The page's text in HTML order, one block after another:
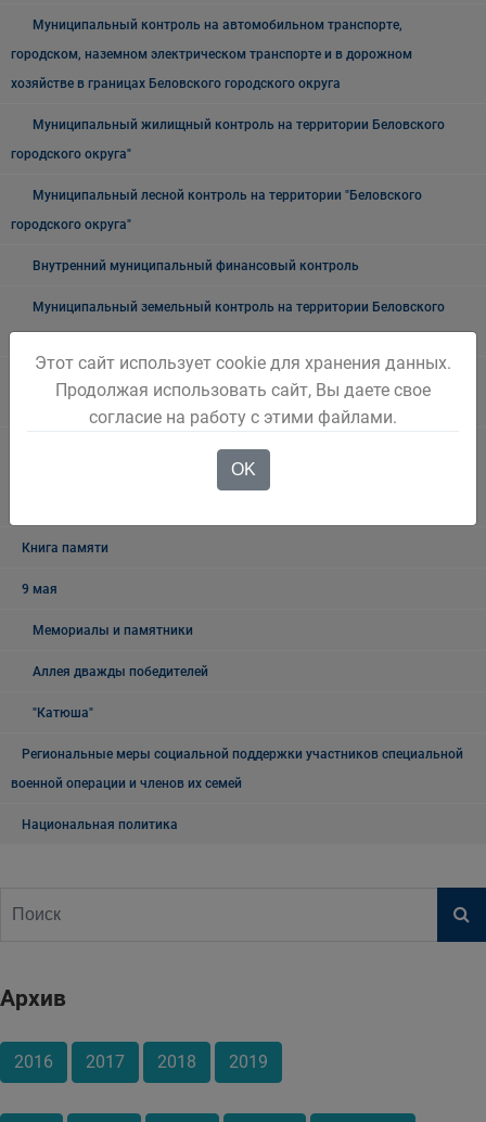
Муниципальный контроль на автомобильном транспорте,
городском, наземном электрическом транспорте и в дорожном
хозяйстве в границах Беловского городского округа
Муниципальный жилищный контроль на территории Беловского
городского округа"
Муниципальный лесной контроль на территории "Беловского
городского округа"
Внутренний муниципальный финансовый контроль
Муниципальный земельный контроль на территории Беловского
городского округа
Наблюдательная комиссия по социальной адаптации лиц,
освободившихся из мест лишения свободы Беловского городского
Книга памяти
9 мая
Мемориалы и памятники
Аллея дважды победителей
"Катюша"
Региональные меры социальной поддержки участников специальной
военной операции и членов их семей
Национальная политика
Архив
2016 2017 2018 2019
Этот сайт использует cookie для хранения данных.
Продолжая использовать сайт, Вы даете свое
согласие на работу с этими файлами.
OK